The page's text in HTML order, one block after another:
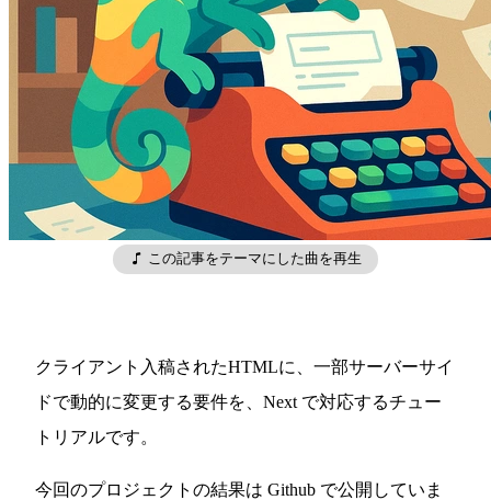
この記事をテーマにした曲を再生
クライアント入稿されたHTMLに、一部サーバーサイ
ドで動的に変更する要件を、Next で対応するチュー
トリアルです。
今回のプロジェクトの結果は Github で公開していま